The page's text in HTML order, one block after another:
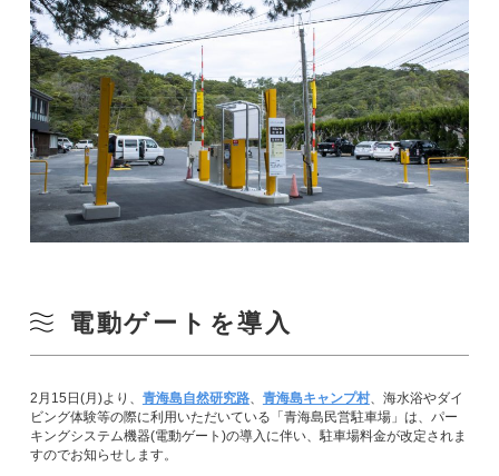
電動ゲートを導入
2月15日(月)より、 青海島自然研究路、 青海島キャンプ村、海水浴やダイ
ビング体験等の際に利用いただいている「青海島民営駐車場」は、パー
キングシステム機器(電動ゲート)の導入に伴い、駐車場料金が改定されま
すのでお知らせします。